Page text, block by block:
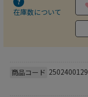
在庫数について
商品コード